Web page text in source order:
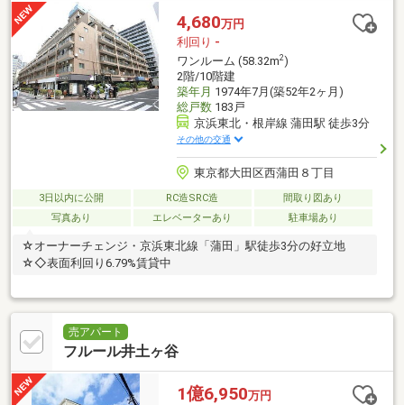
4,680万円
利回り -
ワンルーム (58.32m2)
2階/10階建
築年月 1974年7月(築52年2ヶ月)
総戸数183戸
京浜東北・根岸線 蒲田駅 徒歩3分
その他の交通
東京都大田区西蒲田８丁目
3日以内に公開 RC造SRC造
間取り図あり
写真あり
エレベーターあり 駐車場あり
☆オーナーチェンジ・京浜東北線「蒲田」駅徒歩3分の好立地
☆◇表面利回り6.79%賃貸中
売アパート
フルール井土ヶ谷
1億6,950万円